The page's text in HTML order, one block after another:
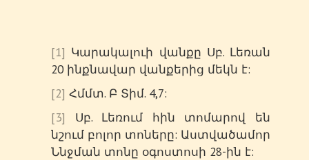
[1] Կարակալուի վանքը Սբ. Լեռան
20 ինքնավար վանքերից մեկն է:
[2] Հմմտ. Բ Տիմ. 4,7:
[3] Սբ. Լեռում հին տոմարով են
նշում բոլոր տոները: Աստվածամոր
Ննջման տոնը օգոստոսի 28-ին է: